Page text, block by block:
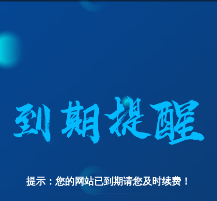
提示：您的网站已到期请您及时续费！